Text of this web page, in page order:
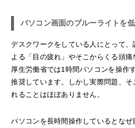
パソコン画面のブルーライトを
デスクワークをしている人にとって、
よる「目の疲れ」やそこからくる頭痛
厚生労働省では1時間パソコンを操作
推奨しています。しかし実際問題、そ
れることはほぼありません。
パソコンを長時間操作しているとなぜ